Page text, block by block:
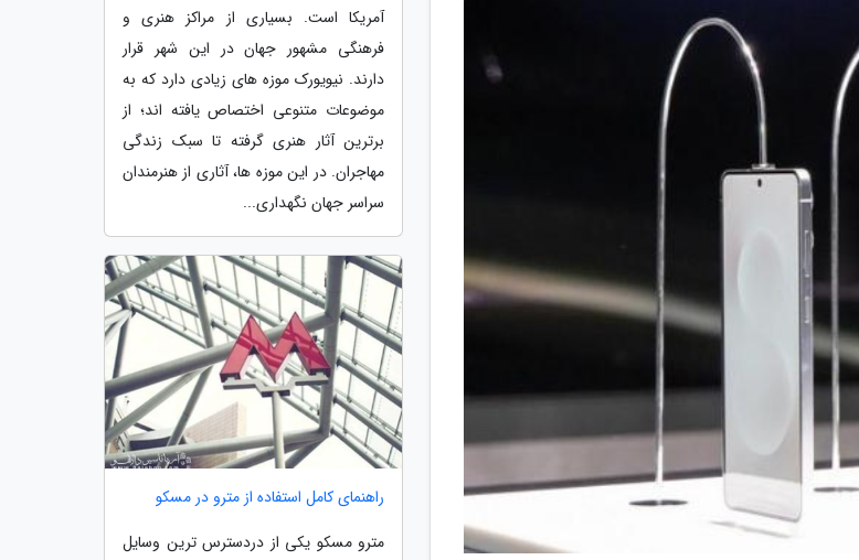
آمریکا است. بسیاری از مراکز هنری و
فرهنگی مشهور جهان در این شهر قرار
دارند. نیویورک موزه های زیادی دارد که به
موضوعات متنوعی اختصاص یافته اند؛ از
برترین آثار هنری گرفته تا سبک زندگی
مهاجران. در این موزه ها، آثاری از هنرمندان
سراسر جهان نگهداری...
راهنمای کامل استفاده از مترو در مسکو
مترو مسکو یکی از دردسترس ترین وسایل